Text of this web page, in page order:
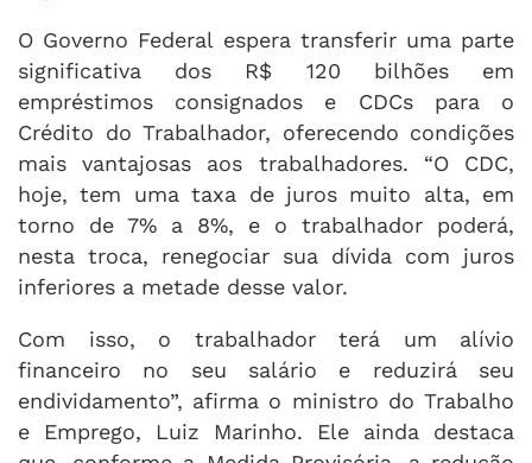
O Governo Federal espera transferir uma parte
significativa dos R$ 120 bilhões em
empréstimos consignados e CDCs para o
Crédito do Trabalhador, oferecendo condições
mais vantajosas aos trabalhadores. “O CDC,
hoje, tem uma taxa de juros muito alta, em
torno de 7% a 8%, e o trabalhador poderá,
nesta troca, renegociar sua dívida com juros
inferiores a metade desse valor.
Com isso, o trabalhador terá um alívio
financeiro no seu salário e reduzirá seu
endividamento”, afirma o ministro do Trabalho
e Emprego, Luiz Marinho. Ele ainda destaca